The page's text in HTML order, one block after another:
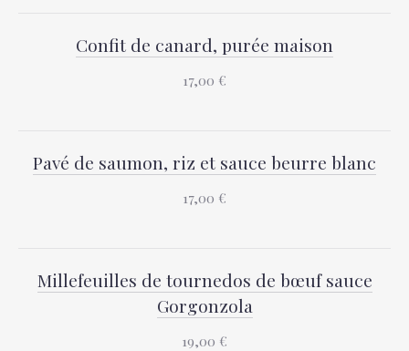
Confit de canard, purée maison
17,00 €
Pavé de saumon, riz et sauce beurre blanc
17,00 €
Millefeuilles de tournedos de bœuf sauce
Gorgonzola
19,00 €